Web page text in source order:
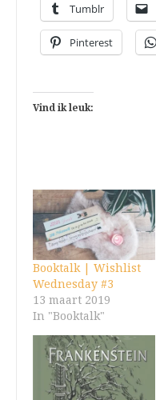
Tumblr
Pinterest
Vind ik leuk:
Booktalk | Wishlist
Wednesday #3
13 maart 2019
In "Booktalk"